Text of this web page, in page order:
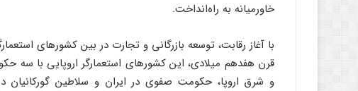
خاورمیانه به راه‌انداخت.
با آغاز رقابت، توسعه بازرگانی و تجارت در بین کشورهای
قرن هفدهم میلادی، این کشورهای استعمارگر اروپایی با سه
و شرق اروپا، حکومت صفوی در ایران و سلاطین گورکانیان